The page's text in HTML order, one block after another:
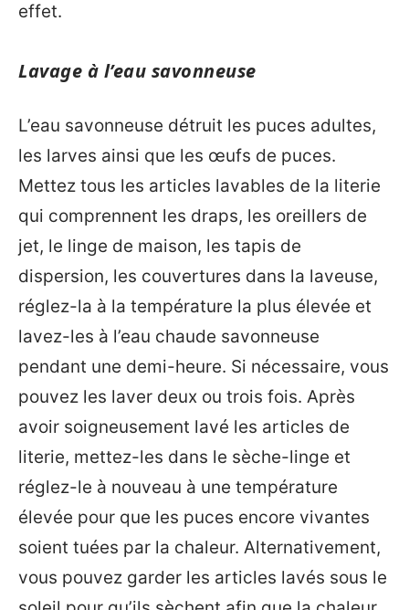
effet.
Lavage à l’eau savonneuse
L’eau savonneuse détruit les puces adultes,
les larves ainsi que les œufs de puces.
Mettez tous les articles lavables de la literie
qui comprennent les draps, les oreillers de
jet, le linge de maison, les tapis de
dispersion, les couvertures dans la laveuse,
réglez-la à la température la plus élevée et
lavez-les à l’eau chaude savonneuse
pendant une demi-heure. Si nécessaire, vous
pouvez les laver deux ou trois fois. Après
avoir soigneusement lavé les articles de
literie, mettez-les dans le sèche-linge et
réglez-le à nouveau à une température
élevée pour que les puces encore vivantes
soient tuées par la chaleur. Alternativement,
vous pouvez garder les articles lavés sous le